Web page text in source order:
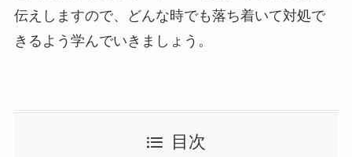
伝えしますので、どんな時でも落ち着いて対処で
きるよう学んでいきましょう。
目次